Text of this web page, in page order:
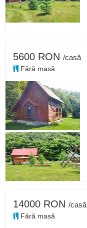
5600 RON /casă
Fără masă
14000 RON /casă
Fără masă